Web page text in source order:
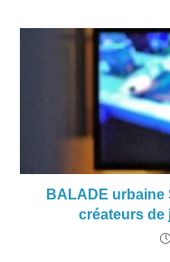
BALADE urbaine
créateurs de